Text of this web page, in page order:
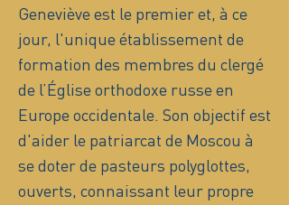
Geneviève est le premier et, à ce
jour, l'unique établissement de
formation des membres du clergé
de l’Église orthodoxe russe en
Europe occidentale. Son objectif est
d'aider le patriarcat de Moscou à
se doter de pasteurs polyglottes,
ouverts, connaissant leur propre